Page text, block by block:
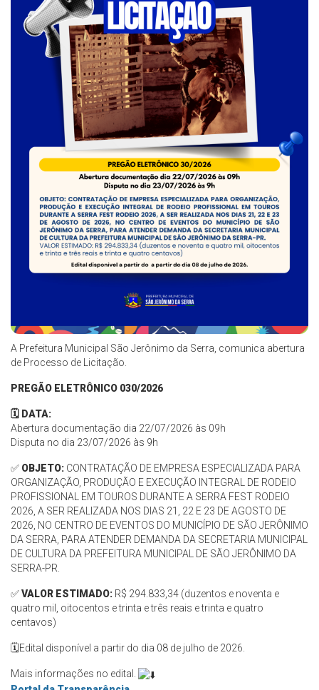
A Prefeitura Municipal São Jerônimo da Serra, comunica abertura
de Processo de Licitação.
PREGÃO ELETRÔNICO 030/2026
🗓️ DATA:
Abertura documentação dia 22/07/2026 às 09h
Disputa no dia 23/07/2026 às 9h
✅ OBJETO: CONTRATAÇÃO DE EMPRESA ESPECIALIZADA PARA
ORGANIZAÇÃO, PRODUÇÃO E EXECUÇÃO INTEGRAL DE RODEIO
PROFISSIONAL EM TOUROS DURANTE A SERRA FEST RODEIO
2026, A SER REALIZADA NOS DIAS 21, 22 E 23 DE AGOSTO DE
2026, NO CENTRO DE EVENTOS DO MUNICÍPIO DE SÃO JERÔNIMO
DA SERRA, PARA ATENDER DEMANDA DA SECRETARIA MUNICIPAL
DE CULTURA DA PREFEITURA MUNICIPAL DE SÃO JERÔNIMO DA
SERRA-PR.
✅VALOR ESTIMADO: R$ 294.833,34 (duzentos e noventa e
quatro mil, oitocentos e trinta e três reais e trinta e quatro
centavos)
🗓️Edital disponível a partir do dia 08 de julho de 2026.
Mais informações no edital.